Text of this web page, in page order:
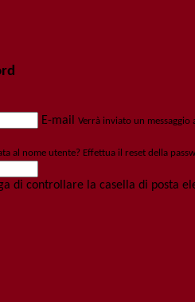
E-mail Verrà inviato un
al nome utente? Effettua il reset della
di controllare la casella di posta